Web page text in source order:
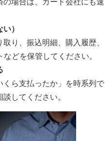
）
り、振込明細、購入履歴、
どを保管してください。
くら支払ったか」を時系列で
してください。